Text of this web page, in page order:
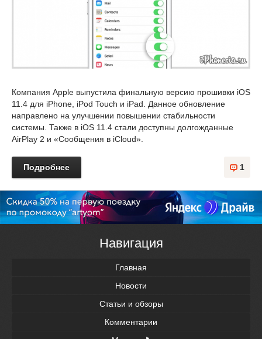
Компания Apple выпустила финальную версию прошивки iOS
11.4 для iPhone, iPod Touch и iPad. Данное обновление
направлено на улучшении повышении стабильности
системы. Также в iOS 11.4 стали доступны долгожданные
AirPlay 2 и «Сообщения в iCloud».
Подробнее 1
Навигация
Главная
Новости
Статьи и обзоры
Комментарии